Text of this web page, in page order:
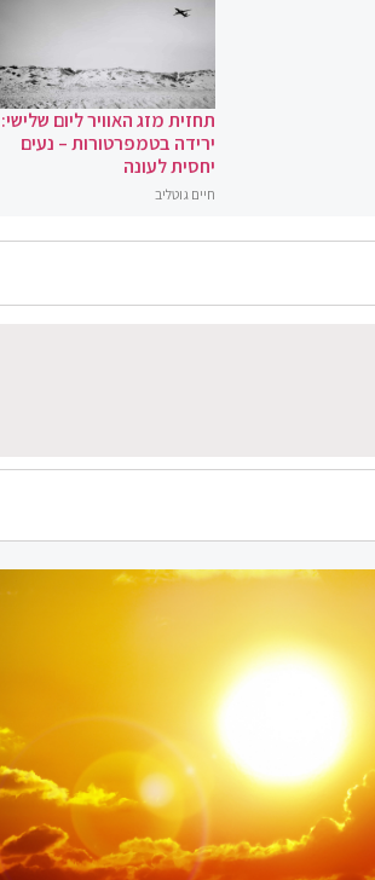
תחזית מזג האוויר ליום שלישי:
ירידה בטמפרטורות – נעים
יחסית לעונה
חיים גוטליב